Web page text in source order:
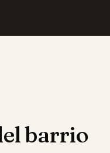
barrio